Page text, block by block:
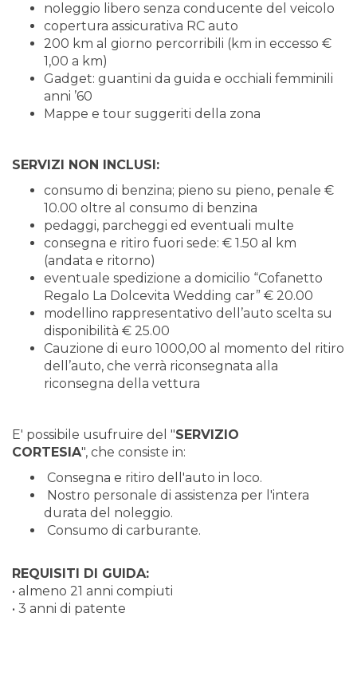
noleggio libero senza conducente del veicolo
copertura assicurativa RC auto
200 km al giorno percorribili (km in eccesso €
1,00 a km)
Gadget: guantini da guida e occhiali femminili
anni ’60
Mappe e tour suggeriti della zona
SERVIZI NON INCLUSI:
consumo di benzina; pieno su pieno, penale €
10.00 oltre al consumo di benzina
pedaggi, parcheggi ed eventuali multe
consegna e ritiro fuori sede: € 1.50 al km
(andata e ritorno)
eventuale spedizione a domicilio “Cofanetto
Regalo La Dolcevita Wedding car” € 20.00
modellino rappresentativo dell’auto scelta su
disponibilità € 25.00
Cauzione di euro 1000,00 al momento del ritiro
dell’auto, che verrà riconsegnata alla
riconsegna della vettura
E' possibile usufruire del "SERVIZIO
CORTESIA", che consiste in:
Consegna e ritiro dell'auto in loco.
Nostro personale di assistenza per l'intera
durata del noleggio.
Consumo di carburante.
REQUISITI DI GUIDA:
• almeno 21 anni compiuti
• 3 anni di patente